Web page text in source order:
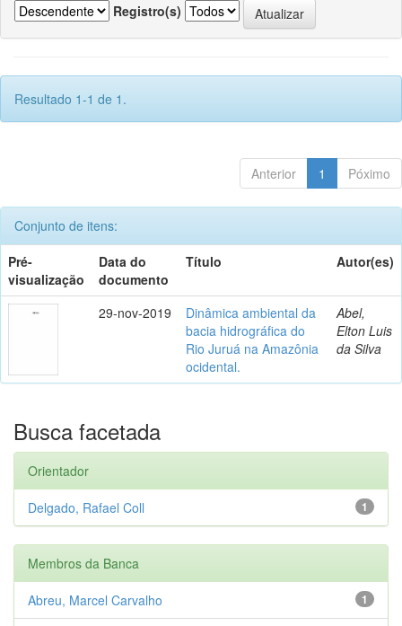
Registro(s)
Resultado 1-1 de 1.
Anterior 1 Póximo
Conjunto de itens:
Pré-
visualização
Data do
documento
Título Autor(es)
29-nov-2019
Dinâmica ambiental da
bacia hidrográfica do
Rio Juruá na Amazônia
ocidental.
Abel,
Elton Luis
da Silva
Busca facetada
Orientador
1
Delgado, Rafael Coll
Membros da Banca
1
Abreu, Marcel Carvalho